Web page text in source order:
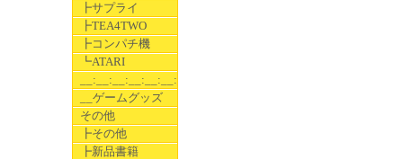
┣サプライ
┣TEA4TWO
┣コンパチ機
┗ATARI
__:__:__:__:__:__:__
__ゲームグッズ
その他
┣その他
┣新品書籍